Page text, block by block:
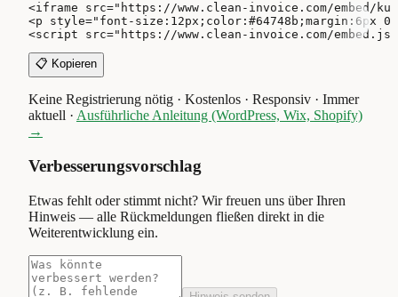
<iframe src="https://www.clean-invoice.com/embed/
<p style="font-size:12px;color:#64748b;margin:6px
<script src="https://www.clean-invoice.com/
📋 Kopieren
Keine Registrierung nötig · Kostenlos · Responsiv · Immer
aktuell · Ausführliche Anleitung (WordPress, Wix, Shopify)
→
Verbesserungsvorschlag
Etwas fehlt oder stimmt nicht? Wir freuen uns über Ihren
Hinweis — alle Rückmeldungen fließen direkt in die
Weiterentwicklung ein.